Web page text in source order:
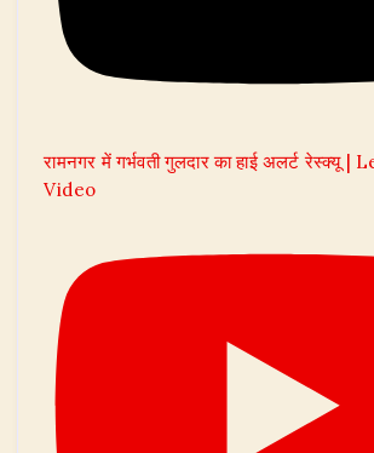
रामनगर में गर्भवती गुलदार का हाई अलर्ट रेस्क्यू
Video